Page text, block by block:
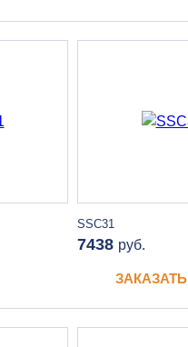
SSC31
7438 руб.
ЗАКАЗАТЬ